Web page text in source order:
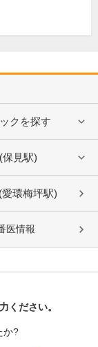
クを探す
見駅)
環梅坪駅)
医情報
ください。
か?